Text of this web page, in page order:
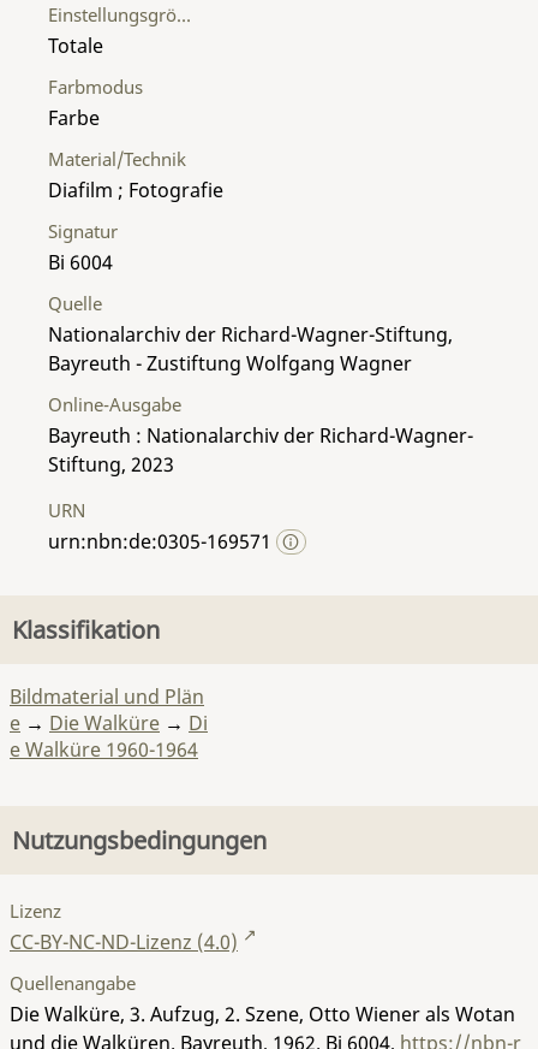
Material/Technik
Diafilm ; Fotografie
Einstellungsgröße
Totale
Farbmodus
Farbe
Signatur
Bi 6004
Quelle
Nationalarchiv der Richard-Wagner-Stiftung,
Bayreuth - Zustiftung Wolfgang Wagner
Online-Ausgabe
Bayreuth : Nationalarchiv der Richard-Wagner-
Stiftung, 2023
URN
urn:nbn:de:0305-169571
Klassifikation
Bildmaterial und Plän
e → Die Walküre → Di
e Walküre 1960-1964
Nutzungsbedingungen
Lizenz
CC-BY-NC-ND-Lizenz (4.0)
Quellenangabe
Die Walküre, 3. Aufzug, 2. Szene, Otto Wiener als Wotan
und die Walküren. Bayreuth, 1962. Bi 6004, https://nbn-r